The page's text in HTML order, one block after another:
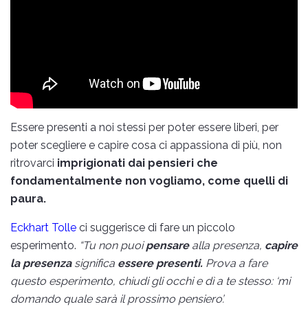
Essere presenti a noi stessi per poter essere liberi, per
poter scegliere e capire cosa ci appassiona di più, non
ritrovarci imprigionati dai pensieri che
fondamentalmente non vogliamo, come quelli di
paura.
Eckhart Tolle ci suggerisce di fare un piccolo
esperimento. “Tu non puoipensarealla presenza, capire
la presenza significa essere presenti. Prova a fare
questo esperimento, chiudi gli occhi e dì a te stesso: ‘mi
domando quale sarà il prossimo pensiero’.